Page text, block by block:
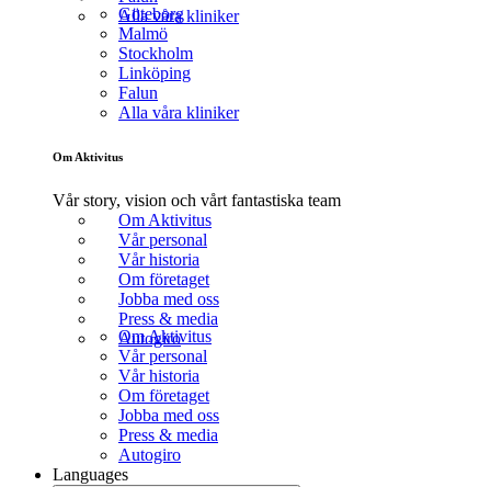
Alla våra kliniker
Göteborg
Malmö
Stockholm
Linköping
Falun
Alla våra kliniker
Om Aktivitus
Vår story, vision och vårt fantastiska team
Om Aktivitus
Vår personal
Vår historia
Om företaget
Jobba med oss
Press & media
Autogiro
Om Aktivitus
Vår personal
Vår historia
Om företaget
Jobba med oss
Press & media
Autogiro
Languages